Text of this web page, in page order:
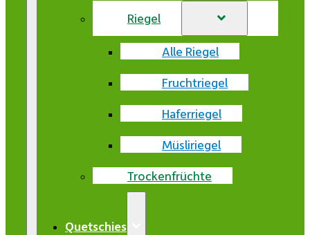
Riegel
Alle Riegel
Fruchtriegel
Haferriegel
Müsliriegel
Trockenfrüchte
Quetschies